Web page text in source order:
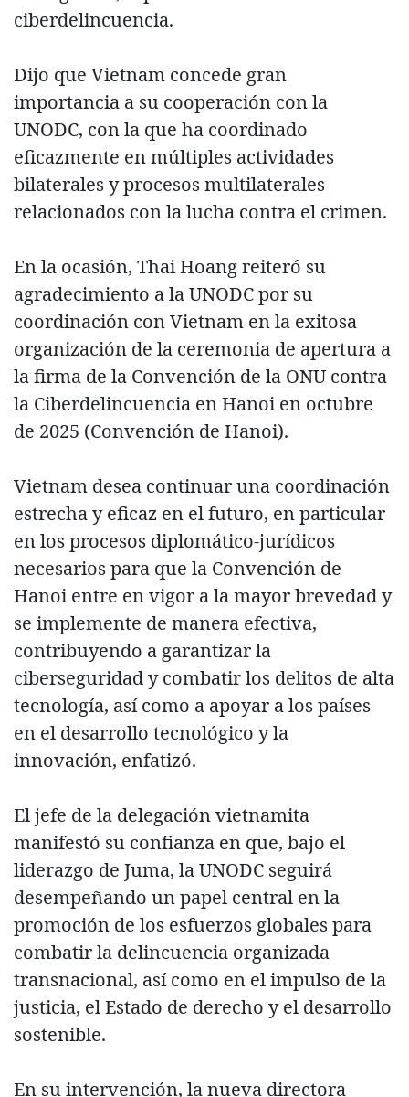
ciberdelincuencia.
Dijo que Vietnam concede gran
importancia a su cooperación con la
UNODC, con la que ha coordinado
eficazmente en múltiples actividades
bilaterales y procesos multilaterales
relacionados con la lucha contra el crimen.
En la ocasión, Thai Hoang reiteró su
agradecimiento a la UNODC por su
coordinación con Vietnam en la exitosa
organización de la ceremonia de apertura a
la firma de la Convención de la ONU contra
la Ciberdelincuencia en Hanoi en octubre
de 2025 (Convención de Hanoi).
Vietnam desea continuar una coordinación
estrecha y eficaz en el futuro, en particular
en los procesos diplomático-jurídicos
necesarios para que la Convención de
Hanoi entre en vigor a la mayor brevedad y
se implemente de manera efectiva,
contribuyendo a garantizar la
ciberseguridad y combatir los delitos de alta
tecnología, así como a apoyar a los países
en el desarrollo tecnológico y la
innovación, enfatizó.
El jefe de la delegación vietnamita
manifestó su confianza en que, bajo el
liderazgo de Juma, la UNODC seguirá
desempeñando un papel central en la
promoción de los esfuerzos globales para
combatir la delincuencia organizada
transnacional, así como en el impulso de la
justicia, el Estado de derecho y el desarrollo
sostenible.
En su intervención, la nueva directora